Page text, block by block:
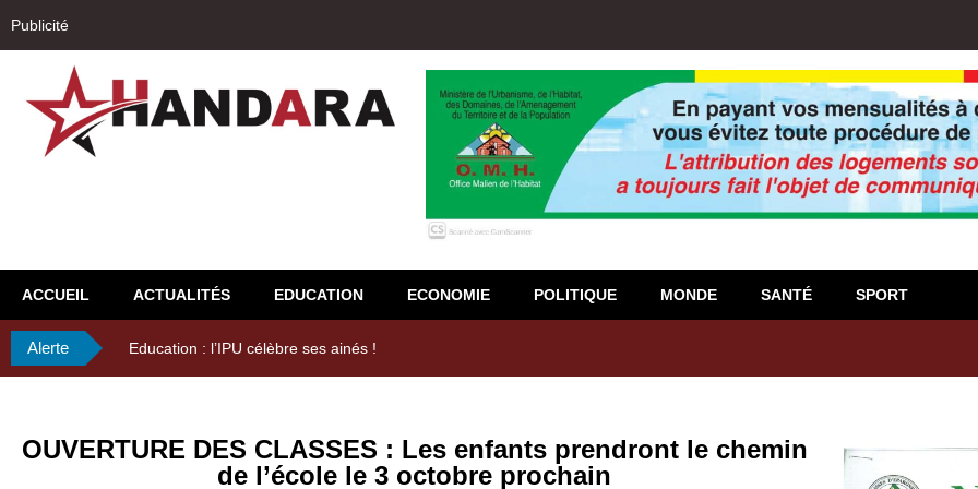
Publicité
ACCUEIL ACTUALITÉS EDUCATION ECONOMIE POLITIQUE MONDE SANTÉ SPORT
Alerte 29ème Assemblée Générale Ordinaire de l’Union Nyèsigiso : L’encours total des dépôts des membres passé de 18
OUVERTURE DES CLASSES : Les enfants prendront le chemin
de l’école le 3 octobre prochain